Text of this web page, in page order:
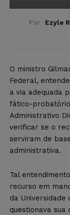
Por Ezyle
O ministro
Federal,
a via adequada
fático-
Administrativo
verificar se o
serviram de
administrativa.
Tal
recurso em
da Universidade
questionava